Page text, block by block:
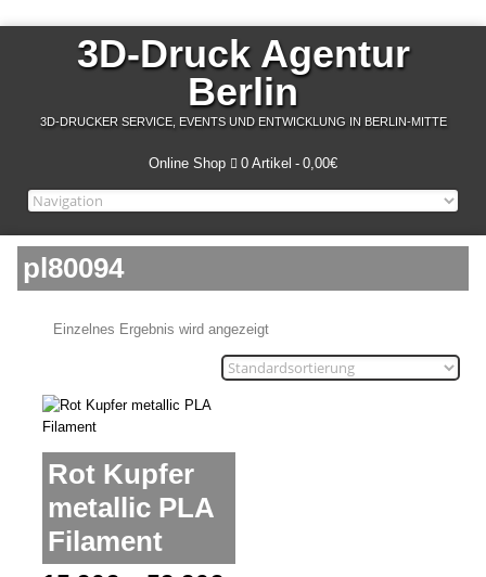
3D-Druck Agentur
Berlin
3D-DRUCKER SERVICE, EVENTS UND ENTWICKLUNG IN BERLIN-MITTE
Online Shop 0 Artikel 0,00€
pl80094
Einzelnes Ergebnis wird angezeigt
Rot Kupfer
metallic PLA
Filament